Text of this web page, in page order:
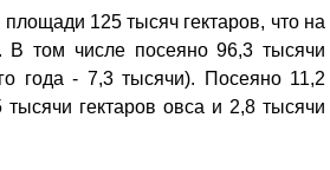
125 тысяч гектаров, что на
В том числе посеяно 96,3 тысячи
года - 7,3 тысячи). Посеяно 11,2
гектаров овса и 2,8 тысячи